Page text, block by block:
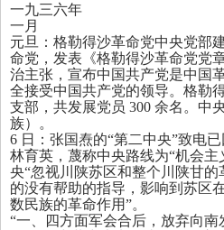
一九三六年
一月
元旦：格勒得沙革命党中央党部
命党，发表《格勒得沙革命党党
治主张，宣布中国共产党是中国
全接受中国共产党的领导。格勒
支部，共发展党员 300 余名。中
族）。
6 日：张国焘的“第二中央”致电
林育英，蔑称中央路线为“机会主
央“忽视川陕苏区和整个川陕甘
的没有帮助的指导，影响到苏区
数民族的革命作用”。
“一、四方面军会合后，放弃向南